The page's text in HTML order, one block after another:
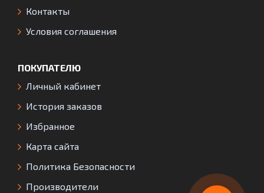
Контакты
Условия соглашения
ПОКУПАТЕЛЮ
Личный кабинет
История заказов
Избранное
Карта сайта
Политика Безопасности
Производители